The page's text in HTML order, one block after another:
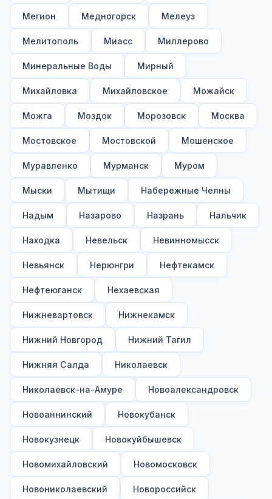
Мегион Медногорск Мелеуз
Мелитополь Миасс Миллерово
Минеральные Воды Мирный
Михайловка Михайловское Можайск
Можга Моздок Морозовск Москва
Мостовское Мостовской Мошенское
Муравленко Мурманск Муром
Мыски Мытищи Набережные Челны
Надым Назарово Назрань Нальчик
Находка Невельск Невинномысск
Невьянск Нерюнгри Нефтекамск
Нефтеюганск Нехаевская
Нижневартовск Нижнекамск
Нижний Новгород Нижний Тагил
Нижняя Салда Николаевск
Николаевск-на-Амуре Новоалександровск
Новоаннинский Новокубанск
Новокузнецк Новокуйбышевск
Новомихайловский Новомосковск
Новониколаевский Новороссийск